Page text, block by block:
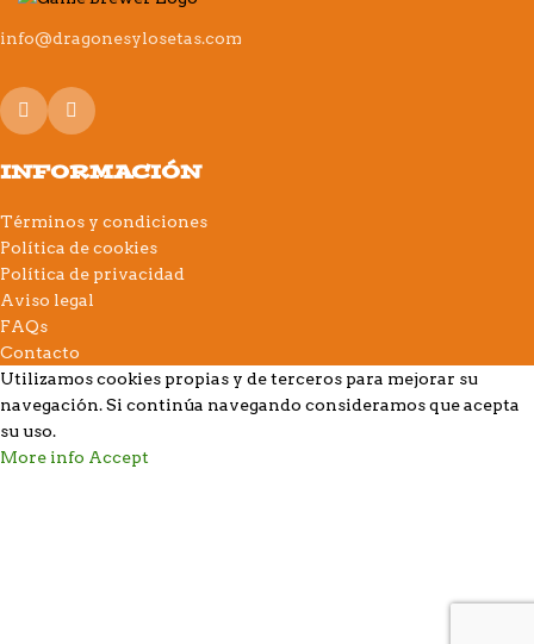
info@dragonesylosetas.com
INFORMACIÓN
Términos y condiciones
Política de cookies
Política de privacidad
Aviso legal
FAQs
Contacto
Utilizamos cookies propias y de terceros para mejorar su
navegación. Si continúa navegando consideramos que acepta
su uso.
More info Accept